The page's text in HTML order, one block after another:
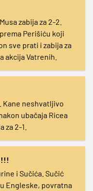
zabija za 2-2.
Perišiću koji
sve prati i zabija za
akcija Vatrenih.
Kane neshvatljivo
ubačaja Ricea
za 2-1.
i Sučića. Sučić
Engleske, povratna